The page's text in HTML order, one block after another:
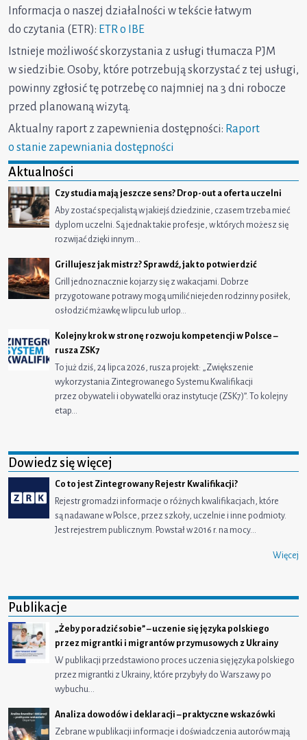
Informacja o naszej działalności w tekście łatwym
do czytania (ETR): ETR o IBE
Istnieje możliwość skorzystania z usługi tłumacza PJM
w siedzibie. Osoby, które potrzebują skorzystać z tej usługi,
powinny zgłosić tę potrzebę co najmniej na 3 dni robocze
przed planowaną wizytą.
Aktualny raport z zapewnienia dostępności: Raport
o stanie zapewniania dostępności
Aktualności
Czy studia mają jeszcze sens? Drop-out a oferta uczelni
Aby zostać specjalistą w jakiejś dziedzinie, czasem trzeba mieć
dyplom uczelni. Są jednak takie profesje, w których możesz się
rozwijać dzięki innym…
Grillujesz jak mistrz? Sprawdź, jak to potwierdzić
Grill jednoznacznie kojarzy się z wakacjami. Dobrze
przygotowane potrawy mogą umilić niejeden rodzinny posiłek,
osłodzić mżawkę w lipcu lub urlop…
Kolejny krok w stronę rozwoju kompetencji w Polsce –
rusza ZSK7
To już dziś, 24 lipca 2026, rusza projekt: „Zwiększenie
wykorzystania Zintegrowanego Systemu Kwalifikacji
przez obywateli i obywatelki oraz instytucje (ZSK7)”. To kolejny
etap…
Dowiedz się więcej
Co to jest Zintegrowany Rejestr Kwalifikacji?
Rejestr gromadzi informacje o różnych kwalifikacjach, które
są nadawane w Polsce, przez szkoły, uczelnie i inne podmioty.
Jest rejestrem publicznym. Powstał w 2016 r. na mocy…
Więcej
Publikacje
„Żeby poradzić sobie” – uczenie się języka polskiego
przez migrantki i migrantów przymusowych z Ukrainy
W publikacji przedstawiono proces uczenia się języka polskiego
przez migrantki z Ukrainy, które przybyły do Warszawy po
wybuchu…
Analiza dowodów i deklaracji – praktyczne wskazówki
Zebrane w publikacji informacje i doświadczenia autorów mają